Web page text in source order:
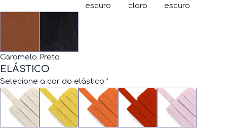
escuro
claro
escuro
Caramelo Preto
ELÁSTICO
*
Selecione a cor do elástico: